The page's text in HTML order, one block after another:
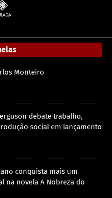
Monteiro
debate trabalho,
social em lançamento
conquista mais um
na novela A Nobreza do